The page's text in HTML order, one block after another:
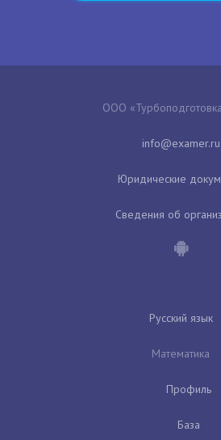
ООО
Юридические
Сведения об
Русский язык
Математика
Профиль
База